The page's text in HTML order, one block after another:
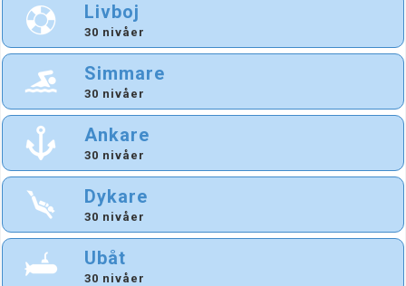
Livboj
30 nivåer
Simmare
30 nivåer
Ankare
30 nivåer
Dykare
30 nivåer
Ubåt
30 nivåer